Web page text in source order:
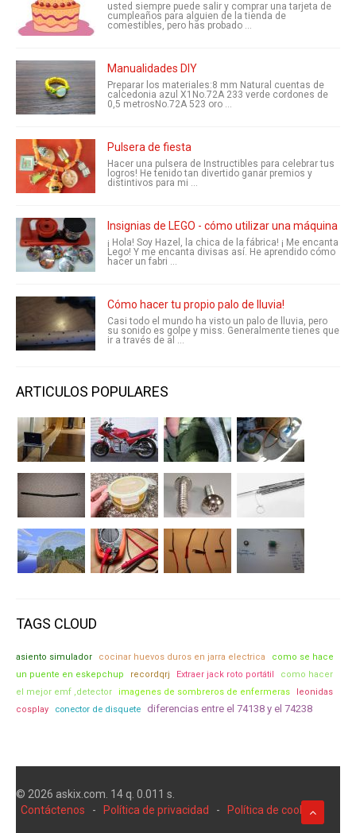
usted siempre puede salir y comprar una tarjeta de
cumpleaños para alguien de la tienda de
comestibles, pero has probado ...
Manualidades DIY
Preparar los materiales:8 mm Natural cuentas de
calcedonia azul X1No.72A 233 verde cordones de
0,5 metrosNo.72A 523 oro ...
Pulsera de fiesta
Hacer una pulsera de Instructibles para celebrar tus
logros! He tenido tan divertido ganar premios y
distintivos para mi ...
Insignias de LEGO - cómo utilizar una máquina
¡ Hola! Soy Hazel, la chica de la fábrica! ¡ Me encanta
Lego! Y me encanta divisas así. He aprendido cómo
hacer un fabri ...
Cómo hacer tu propio palo de lluvia!
Casi todo el mundo ha visto un palo de lluvia, pero
su sonido es golpe y miss. Generalmente tienes que
ir a través de al ...
ARTICULOS POPULARES
TAGS CLOUD
asiento simulador cocinar huevos duros en jarra electrica
como se hace
un puente en eskepchup
recordqrj Extraer jack roto portátil
como hacer
el mejor emf ,detector
imagenes de sombreros de enfermeras
leonidas
cosplay
conector de disquete diferencias entre el 74138 y el 74238
© 2026 askix.com. 14 q. 0.011 s.
Contáctenos
- Política de privacidad - Política de cookies